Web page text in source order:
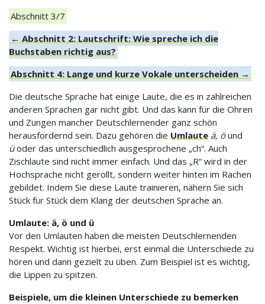
Abschnitt 3/7
← Abschnitt 2: Lautschrift: Wie spreche ich die
Buchstaben richtig aus?
Abschnitt 4: Lange und kurze Vokale unterscheiden →
Die deutsche Sprache hat einige Laute, die es in zahlreichen
anderen Sprachen gar nicht gibt. Und das kann für die Ohren
und Zungen mancher Deutschlernender ganz schön
herausfordernd sein. Dazu gehören die Umlaute ä, öund
üoder das unterschiedlich ausgesprochene „ch“. Auch
Zischlaute sind nicht immer einfach. Und das „R“ wird in der
Hochsprache nicht gerollt, sondern weiter hinten im Rachen
gebildet. Indem Sie diese Laute trainieren, nähern Sie sich
Stück für Stück dem Klang der deutschen Sprache an.
Umlaute: ä, ö und ü
Vor den Umlauten haben die meisten Deutschlernenden
Respekt. Wichtig ist hierbei, erst einmal die Unterschiede zu
hören und dann gezielt zu üben. Zum Beispiel ist es wichtig,
die Lippen zu spitzen.
Beispiele, um die kleinen Unterschiede zu bemerken